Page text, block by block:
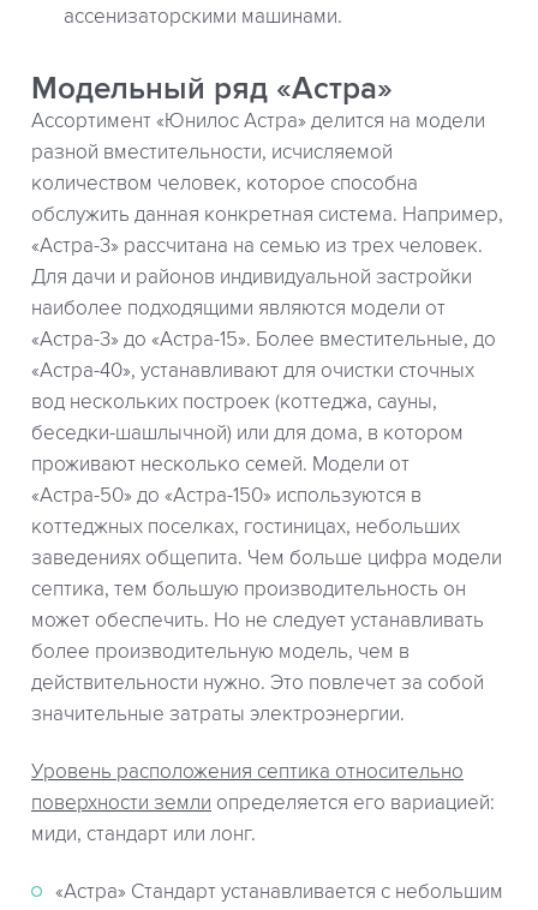
ассенизаторскими машинами.
Модельный ряд «Астра»
Ассортимент «Юнилос Астра» делится на модели
разной вместительности, исчисляемой
количеством человек, которое способна
обслужить данная конкретная система. Например,
«Астра-3» рассчитана на семью из трех человек.
Для дачи и районов индивидуальной застройки
наиболее подходящими являются модели от
«Астра-3» до «Астра-15». Более вместительные, до
«Астра-40», устанавливают для очистки сточных
вод нескольких построек (коттеджа, сауны,
беседки-шашлычной) или для дома, в котором
проживают несколько семей. Модели от
«Астра-50» до «Астра-150» используются в
коттеджных поселках, гостиницах, небольших
заведениях общепита. Чем больше цифра модели
септика, тем большую производительность он
может обеспечить. Но не следует устанавливать
более производительную модель, чем в
действительности нужно. Это повлечет за собой
значительные затраты электроэнергии.
Уровень расположения септика относительно
поверхности земли определяется его вариацией:
миди, стандарт или лонг.
«Астра» Стандарт устанавливается с небольшим